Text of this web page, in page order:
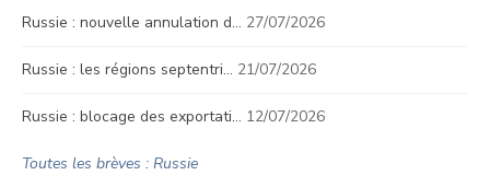
Russie : nouvelle annulation d… 27/07/2026
Russie : les régions septentri… 21/07/2026
Russie : blocage des exportati… 12/07/2026
Toutes les brèves : Russie